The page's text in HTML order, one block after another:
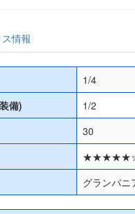
情報
1/4
備)
1/2
30
グランバニ